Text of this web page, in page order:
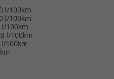
l/100km
l/100km
l/100km
l/100km
l/100km